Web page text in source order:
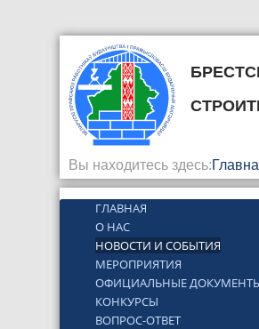
Вы находитесь здесь:
ГЛАВНАЯ
О НАС
НОВОСТИ И СОБЫТИЯ
МЕРОПРИЯТИЯ
ОФИЦИАЛЬНЫЕ
КОНКУРСЫ
ВОПРОС-ОТВЕТ